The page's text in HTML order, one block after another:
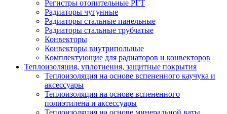
Регистры отопительные РГТ
Радиаторы чугунные
Радиаторы стальные панельные
Радиаторы стальные трубчатые
Конвекторы
Конвекторы внутрипольные
Комплектующие для радиаторов и конвекторов
Теплоизоляция, уплотнения, защитные покрытия
Теплоизоляция на основе вспененного каучука и
аксессуары
Теплоизоляция на основе вспененного
полиэтилена и аксессуары
Теплоизоляция на основе минеральной ваты